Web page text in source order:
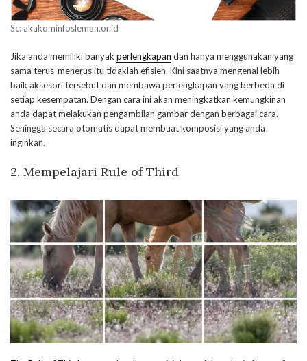
Sc: akakominfosleman.or.id
Jika anda memiliki banyak perlengkapan dan hanya menggunakan yang
sama terus-menerus itu tidaklah efisien. Kini saatnya mengenal lebih
baik aksesori tersebut dan membawa perlengkapan yang berbeda di
setiap kesempatan. Dengan cara ini akan meningkatkan kemungkinan
anda dapat melakukan pengambilan gambar dengan berbagai cara.
Sehingga secara otomatis dapat membuat komposisi yang anda
inginkan.
2. Mempelajari Rule of Third